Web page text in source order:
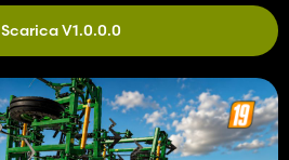
Scarica V1.0.0.0